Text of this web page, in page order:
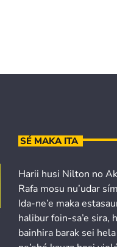
SÉ MAKA ITA
Harii husi Nilton no
Rafa mosu nu’udar
Ida-ne’e maka
halibur foin-sa’e sira,
bainhira barak sei